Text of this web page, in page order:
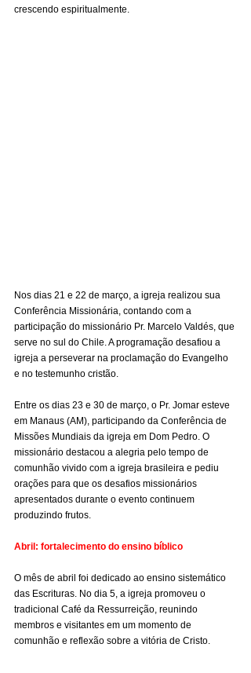
crescendo espiritualmente.
Nos dias 21 e 22 de março, a igreja realizou sua
Conferência Missionária, contando com a
participação do missionário Pr. Marcelo Valdés, que
serve no sul do Chile. A programação desafiou a
igreja a perseverar na proclamação do Evangelho
e no testemunho cristão.
Entre os dias 23 e 30 de março, o Pr. Jomar esteve
em Manaus (AM), participando da Conferência de
Missões Mundiais da igreja em Dom Pedro. O
missionário destacou a alegria pelo tempo de
comunhão vivido com a igreja brasileira e pediu
orações para que os desafios missionários
apresentados durante o evento continuem
produzindo frutos.
Abril: fortalecimento do ensino bíblico
O mês de abril foi dedicado ao ensino sistemático
das Escrituras. No dia 5, a igreja promoveu o
tradicional Café da Ressurreição, reunindo
membros e visitantes em um momento de
comunhão e reflexão sobre a vitória de Cristo.